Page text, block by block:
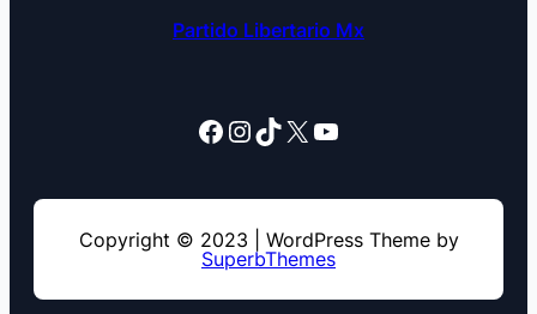
Partido Libertario Mx
Facebook InstagramTikTok X YouTube
Copyright © 2023 | WordPress Theme by
SuperbThemes